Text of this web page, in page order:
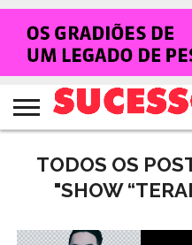
HOME
NOTÍCIAS
SHOWS
ENTREVISTAS
CLIQUES
RANKING
CROWLEY
TV
SUCESSO!
REVISTA
SUCESSO!
TODOS OS
"SHOW